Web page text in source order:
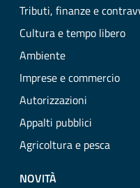
Tributi, finanze e
Cultura e tempo libero
Ambiente
Imprese e commercio
Autorizzazioni
Appalti pubblici
Agricoltura e pesca
NOVITÀ